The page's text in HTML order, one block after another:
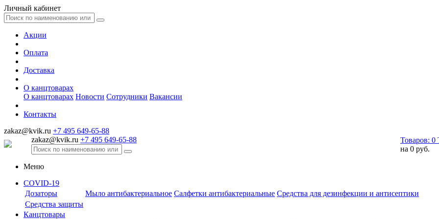
Личный кабинет
Акции
Оплата
Доставка
О канцтоварах
О канцтоварах Новости Сотрудники Вакансии
Контакты
zakaz@kvik.ru +7 495 649-65-88
zakaz@kvik.ru +7 495 649-65-88 Товаров: 0
на 0 руб.
Меню
COVID-19
Дозаторы
Мыло антибактериальное Салфетки антибактериальные Средства для дезинфекции и антисептики
Средства защиты
Канцтовары